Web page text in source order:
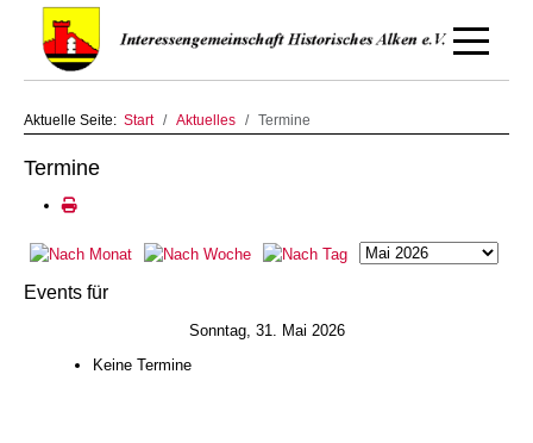
Off-
Aktuelle Seite: Start Aktuelles Termine
Termine
Events für
Sonntag, 31. Mai 2026
Keine Termine